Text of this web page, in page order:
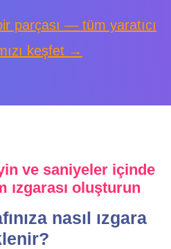
parçası — tüm yaratıcı
keşfet →
ve saniyeler içinde
ızgarası oluşturun
nasıl ızgara